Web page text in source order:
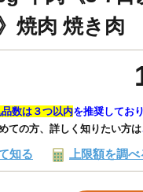
焼肉 焼き肉
数は３つ以内を推奨しており
ての方、詳しく知りたい方は
知る 上限額を調べ